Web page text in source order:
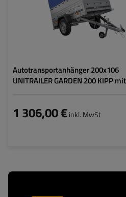
Autotransportanhänger 200x106
UNITRAILER GARDEN 200 KIPP
1 306,00 €inkl. MwSt
Art der Federung:
ungebremste
750 kg